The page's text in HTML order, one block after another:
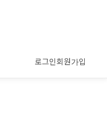
로그인회원가입